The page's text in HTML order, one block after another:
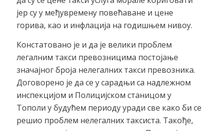
јер су у међувремену повећаване и цене
горива, као и инфлација на годишњем нивоу.
Констатовано је и да је велики проблем
легалним такси превозницима постојање
значајног броја нелегалних такси превозника.
Договорено је да се у сарадњи са надлежном
инспекцијом и Полицијском станицом у
Тополи у будућем периоду уради све како би се
решио проблем нелегалних таксиста. Такође,